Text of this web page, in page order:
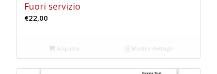
Fuori servizio
€22,00
Acquista Mostra dettagli